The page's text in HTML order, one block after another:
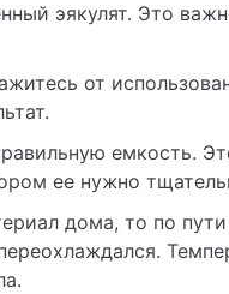
эякулят. Это
от
емкость.
ее нужно
дома, то по